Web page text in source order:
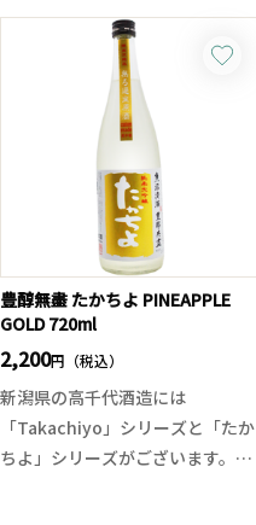
い香りとともに、米の優しい旨み
が感じられる一本。後口もスッキ
リとキレよく、透明感のある味わ
いが魅力です。
生酒ならではのフレッシュ感と爽
快な飲み口は白身魚の刺身やカル
パッチョ、冷奴、シラスおろし、
青菜のおひたしなどと相性良しで
豊醇無盡 たかちよ PINEAPPLE
GOLD 720ml
2,200円（税込）
新潟県の高千代酒造には
「Takachiyo」シリーズと「たか
ちよ」シリーズがございます。